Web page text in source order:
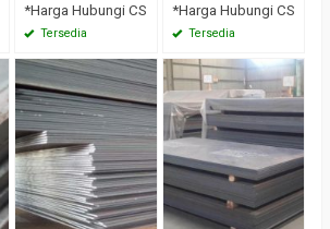
*Harga Hubungi CS
Tersedia
*Harga Hubungi CS
Tersedia